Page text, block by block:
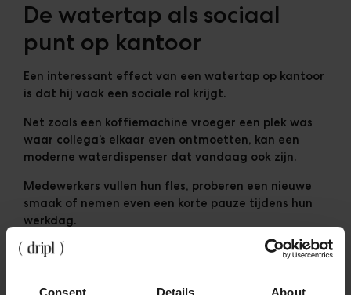
Consent Details About
De watertap als sociaal
punt op kantoor
Een interessant effect van een watertap op kantoor
is dat hij vaak een sociale rol krijgt.
Net zoals een koffiemachine vroeger een plek was
waar collega’s elkaar even ontmoetten, kan een
moderne waterdispenser dat vandaag ook zijn.
Medewerkers vullen hun fles, proberen een nieuwe
smaak of nemen even een korte pauze tijdens hun
werkdag.
Het resultaat is een klein moment van interactie